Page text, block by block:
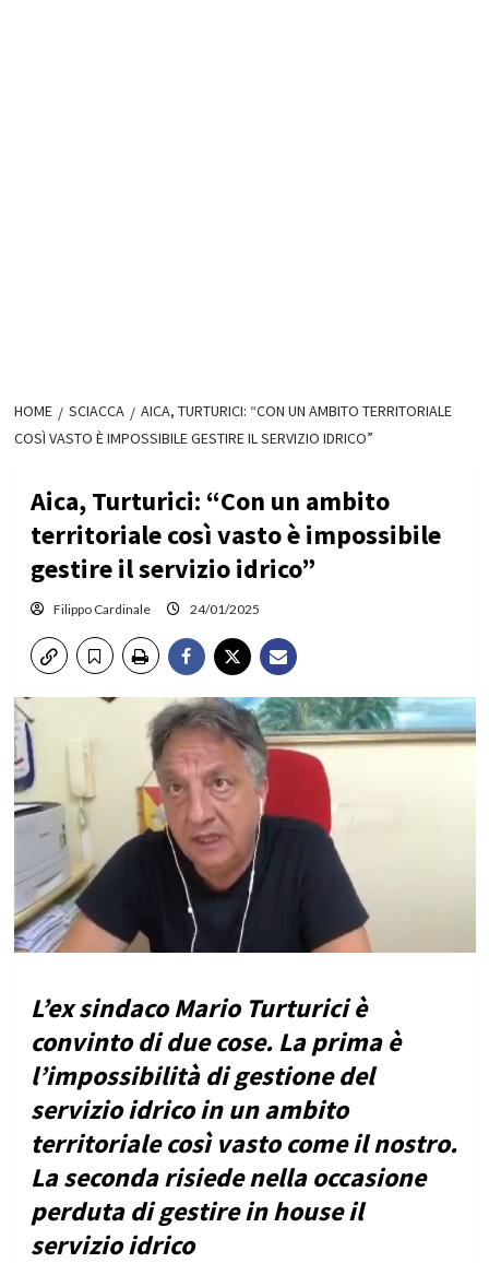
HOME SCIACCA
AICA, TURTURICI: “CON UN AMBITO TERRITORIALE
COSÌ VASTO È IMPOSSIBILE GESTIRE IL SERVIZIO IDRICO”
Aica, Turturici: “Con un ambito
territoriale così vasto è impossibile
gestire il servizio idrico”
Filippo Cardinale 24/01/2025
L’ex sindaco Mario Turturici è
convinto di due cose. La prima è
l’impossibilità di gestione del
servizio idrico in un ambito
territoriale così vasto come il nostro.
La seconda risiede nella occasione
perduta di gestire in house il
servizio idrico